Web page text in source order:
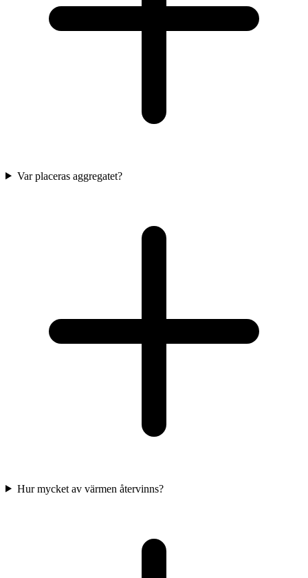
Var placeras aggregatet?
Hur mycket av värmen återvinns?